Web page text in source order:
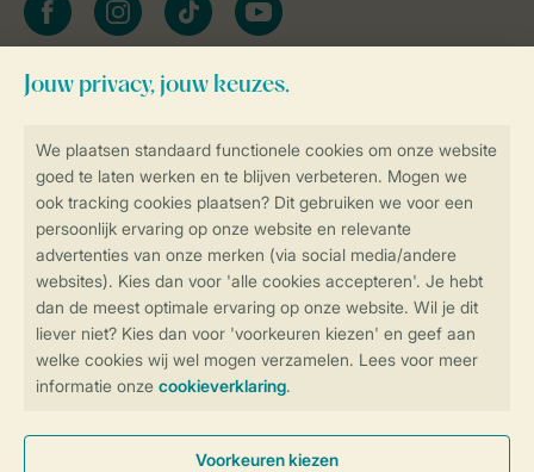
Controle over jouw gegevens &
Instellingen wijzigen
Veilig en snel online boeken
Veilige gegevensoverdracht
Veilige betaling
Blijf op de hoogte